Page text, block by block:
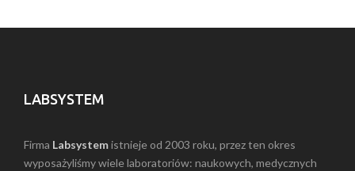
LABSYSTEM
Firma Labsystemistnieje od 2003 roku, przez ten okres
wyposażyliśmy wiele laboratoriów: naukowych, medycznych